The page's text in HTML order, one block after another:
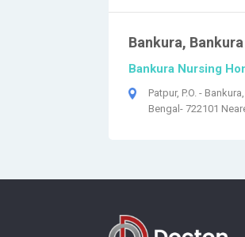
Bankura, Bankura
Bankura Nursing
Patpur, P.O. -
Bengal- 722101